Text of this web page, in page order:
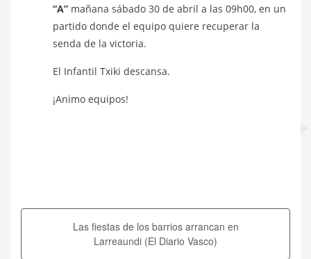
“A” mañana sábado 30 de abril a las 09h00, en un
partido donde el equipo quiere recuperar la
senda de la victoria.
El Infantil Txiki descansa.
¡Animo equipos!
de
Las fiestas de los barrios arrancan en
Larreaundi (El Diario Vasco)